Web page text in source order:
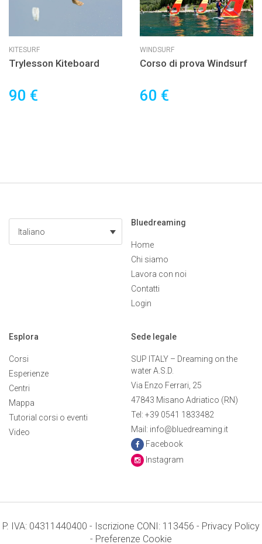
KITESURF
Trylesson Kiteboard
90 €
WINDSURF
Corso di prova Windsurf
60 €
Italiano
Bluedreaming
Home
Chi siamo
Lavora con noi
Contatti
Login
Esplora
Corsi
Esperienze
Centri
Mappa
Tutorial corsi o eventi
Video
Sede legale
SUP ITALY – Dreaming on the
water A.S.D.
Via Enzo Ferrari, 25
47843 Misano Adriatico (RN)
Tel: +39 0541 1833482
Mail: info@bluedreaming.it
Facebook
Instagram
P. IVA: 04311440400 - Iscrizione CONI: 113456 - Privacy Policy
- Preferenze Cookie